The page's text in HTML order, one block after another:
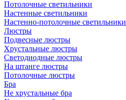
Потолочные светильники
Настенные светильники
Настенно-потолочные светильники
Люстры
Подвесные люстры
Хрустальные люстры
Светодиодные люстры
На штанге люстры
Потолочные люстры
Бра
Не хрустальные бра